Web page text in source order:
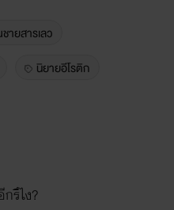
ายสารเลว
นิยายอีโรติก
รึไง?